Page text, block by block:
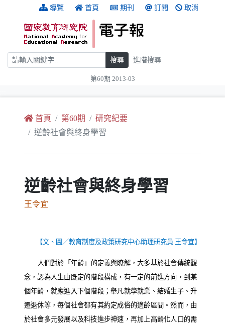
跳到主要內容 導覽 首頁 期刊 訂閱 取消
搜尋 搜尋 進階搜尋
第60期 2013-03
首頁 第60期
研究紀要
逆齡社會與終身學習
逆齡社會與終身學習
王令宜
【文、圖／教育制度及政策研究中心助理研究員 王令宜】
人們對於「年齡」的定義與瞭解，大多基於社會傳統觀
念，認為人生由既定的階段構成，有一定的前進方向，到某
個年齡，就應進入下個階段；舉凡就學就業、結婚生子、升
遷退休等，每個社會都有其約定成俗的適齡區間。然而，由
於社會多元發展以及科技進步神速，再加上高齡化人口的需